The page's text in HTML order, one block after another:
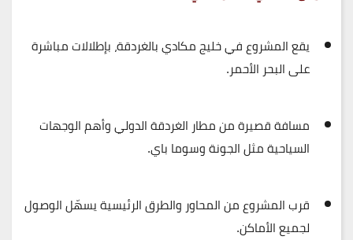
يقع المشروع فيخليج مكادي بالغردقة، بإطلالات مباشرة
على البحر الأحمر.
مسافة قصيرة منمطار الغردقة الدوليوأهم الوجهات
السياحية مثل الجونة وسوما باي.
قرب المشروع من المحاور والطرق الرئيسية يسهّل الوصول
لجميع الأماكن.